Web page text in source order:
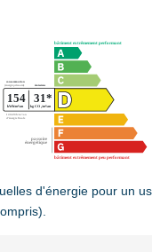
d'énergie pour un